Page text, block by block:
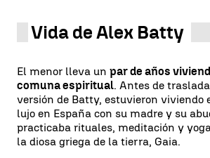
Vida de Alex Batty
El menor lleva un par de años
comuna espiritual. Antes de
versión de Batty, estuvieron viviendo
lujo en España con su madre y su
practicaba rituales, meditación y
la diosa griega de la tierra, Gaia.